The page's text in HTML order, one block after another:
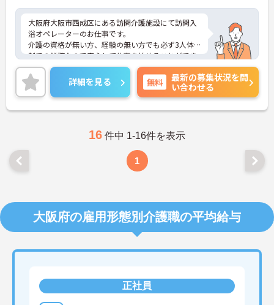
大阪府大阪市西成区にある訪問介護施設にて訪問入
浴オペレーターのお仕事です。
介護の資格が無い方、経験の無い方でも必ず3人体
制での業務なので安心して仕事を始めることができ
ます！
ご興味ある方には、面接対策ポイントなど、さらに
詳細をお話しいたしますのでお気軽にご相談くださ
い。
詳細を見る 無料
最新の募集状況を問
い合わせる
16 件中 1-16件を表示
1
大阪府の雇用形態別介護職の平均給与
正社員